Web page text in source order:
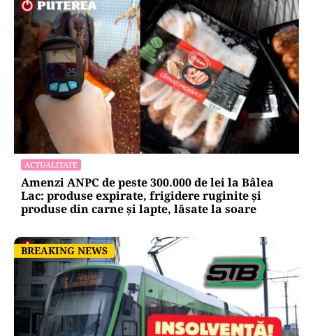
ACTUALITATE
Amenzi ANPC de peste 300.000 de lei la Bâlea
Lac: produse expirate, frigidere ruginite și
produse din carne și lapte, lăsate la soare
BREAKING NEWS
BREAKING NEWS